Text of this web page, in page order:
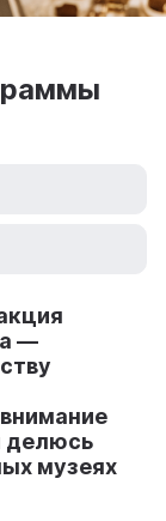
—
делюсь
музеях